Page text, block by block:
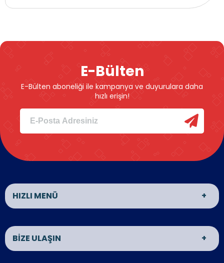
E-Bülten
E-Bülten aboneliği ile kampanya ve duyurulara daha
hızlı erişin!
HIZLI MENÜ
Van Matbaa
Van Reklam
Van Organizasyon
İLETİŞİM
HAKKIMIZDA
BİZE ULAŞIN